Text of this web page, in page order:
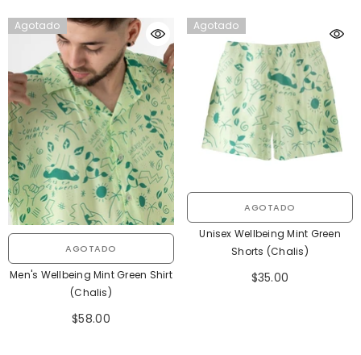
Agotado
AGOTADO
Men's Wellbeing Mint Green Shirt
(Chalis)
$58.00
Agotado
AGOTADO
Unisex Wellbeing Mint Green
Shorts (Chalis)
$35.00